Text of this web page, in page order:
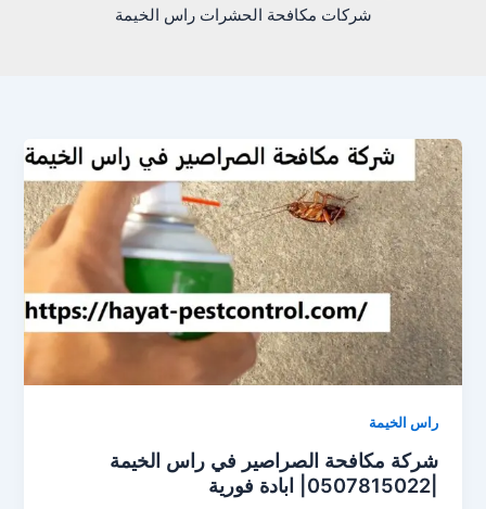
شركات مكافحة الحشرات راس الخيمة
راس الخيمة
شركة مكافحة الصراصير في راس الخيمة
|0507815022| ابادة فورية